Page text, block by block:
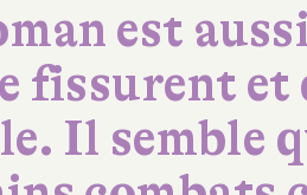
est
fissurent et
Il semble